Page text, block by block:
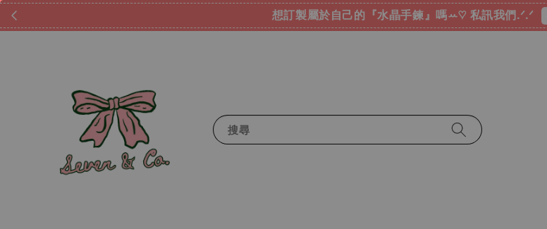
想訂製屬於自己的『水晶手鍊』嗎ꕀ♡ 私訊我們.ᐟ.ᐟ
搜尋